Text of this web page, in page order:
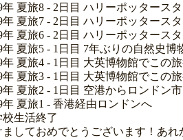
夏旅8 - 2日目 ハリーポッタースタ
夏旅7 - 2日目 ハリーポッタースタ
夏旅6 - 2日目 ハリーポッタースタ
夏旅5 - 1日目 7年ぶりの自然史博
夏旅4 - 1日目 大英博物館でこの
夏旅3 - 1日目 大英博物館でこの旅
夏旅2 - 1日目 空港からロンドン
夏旅1 - 香港経由ロンドンへ
校生活終了
しておめでとうございます！あれ